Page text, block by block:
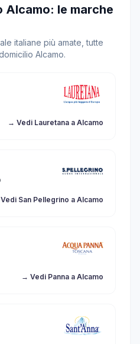
Alcamo: le marche
italiane più amate, tutte
Alcamo.
→ Vedi Lauretana a Alcamo
San Pellegrino a Alcamo
→ Vedi Panna a Alcamo